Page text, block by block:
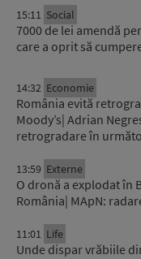
15:11 Social
7000 de lei amendă
care a oprit să
14:32 Economie
România evită
Moody’s| Adrian
retrogradare în
13:59 Externe
O dronă a explodat în
România| MApN:
11:01 Life
Unde dispar vrăbiile